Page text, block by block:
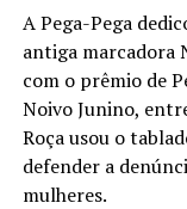
A Pega-Pega
antiga marcadora
com o prêmio de
Noivo Junino,
Roça usou o
defender a
mulheres.